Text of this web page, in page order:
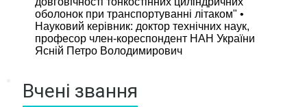
Наукова робота
Наукові проекти
Наукові публікації
оболонок при транспортуванні літаком" •
Науковий керівник: доктор технічних наук,
професор член-кореспондент НАН України
Ясній Петро Володимирович
Вчені звання